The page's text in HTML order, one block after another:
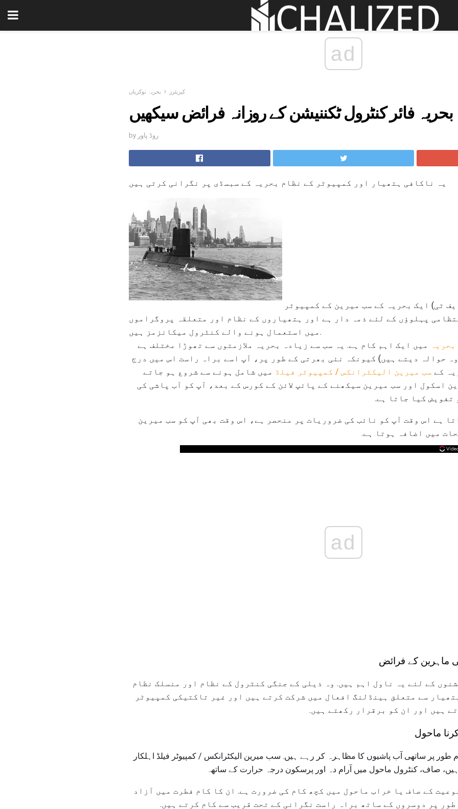
ad
کیریئرز بحریہ نوکریاں
بحریہ فائر کنٹرول ٹکننیشن کے روزانہ فرائض سیکھیں
by روڈ پاور
یہ ناکافی ہتھیار اور کمپیوٹر کے نظام بحریہ کے سبسڈی پر نگرانی کرتی ہیں
پہلوؤں کے لئے ذمہ دار ہے اور ہتھیاروں کے نظام اور متعلقہ پروگراموں
میں استعمال ہونے والے کنٹرول میکانزمز ہیں.
بحریہ
میں ایک اہم کام ہے. یہ سب سے زیادہ بحریہ ملازمتوں سے تھوڑا مختلف ہے
حوالہ دیتے ہیں) کیونکہ نئی بھرتی کے طور پر، آپ اسے براہ راست اس میں درج
کے سب میرین الیکٹرانکس / کمپیوٹر فیلڈ میں شامل ہونے سے شروع ہو جاتے
اسکول اور سب میرین سیکھنے کے پائپ لائن کے کورس کے بعد، آپ کو آب پاشی کی
تفویض کیا جاتا ہے.
ہے اس وقت آپ کو نائب کی ضروریات پر منحصر ہے، اس وقت بھی آپ کو سب میرین
میں اضافہ ہوتا ہے.
ad
ماہرین کے فرائض
کے لئے یہ ناول اہم ہیں. وہ ذیلی کے جنگی کنٹرول کے نظام اور منسلک نظام
سے متعلق ہینڈلنگ افعال میں شرکت کرتے ہیں اور غیر تاکتیکی کمپیوٹر
ہیں اور ان کو برقرار رکھتے ہیں.
ماحول
طور پر ساتھی آب پاشیوں کا مظاہرہ کر رہے ہیں. سب میرین الیکٹرانکس / کمپیوٹر فیلڈ اہلکار
ہیں، صاف، کنٹرول ماحول میں آرام دہ اور پرسکون درجہ حرارت کے ساتھ.
کے صاف یا خراب ماحول میں کچھ کام کی ضرورت ہے. ان کا کام فطرت میں آزاد
پر دوسروں کے ساتھ براہ راست نگرانی کے تحت قریب سے کام کرتے ہیں.